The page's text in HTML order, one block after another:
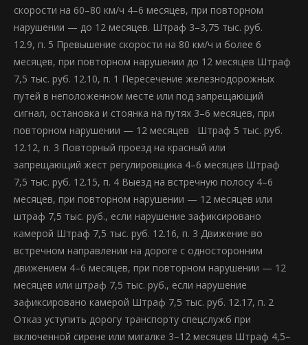
скорости на 60–80 км/ч 4–6 месяцев, при повторном
нарушении — до 12 месяцев. Штраф 3–3,75 тыс. руб.
12.9, п. 5 Превышение скорости на 80 км/ч и более 6
месяцев, при повторном нарушении до 12 месяцев Штраф
7,5 тыс. руб. 12.10, п. 1 Пересечение железнодорожных
путей в неположенном месте или под запрещающий
сигнал, остановка и стоянка на путях 3–6 месяцев, при
повторном нарушении — 12 месяцев Штраф 5 тыс. руб.
12.12, п. 3 Повторный проезд на красный или
запрещающий жест регулировщика 4–6 месяцев Штраф
7,5 тыс. руб. 12.15, п. 4 Выезд на встречную полосу 4–6
месяцев, при повторном нарушении — 12 месяцев или
штраф 7,5 тыс. руб., если нарушение зафиксировано
камерой Штраф 7,5 тыс. руб. 12.16, п. 3 Движение во
встречном направлении на дороге с односторонним
движением 4–6 месяцев, при повторном нарушении — 12
месяцев или штраф 7,5 тыс. руб., если нарушение
зафиксировано камерой Штраф 7,5 тыс. руб. 12.17, п. 2
Отказ уступить дорогу транспорту спецслужб при
включенной сирене или мигалке 3–12 месяцев Штраф 4,5–